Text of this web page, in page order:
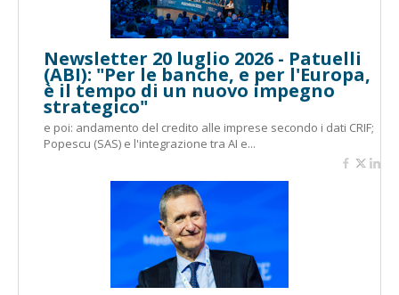
Newsletter 20 luglio 2026 - Patuelli
(ABI): "Per le banche, e per l'Europa,
è il tempo di un nuovo impegno
strategico"
e poi: andamento del credito alle imprese secondo i dati CRIF;
Popescu (SAS) e l'integrazione tra AI e...